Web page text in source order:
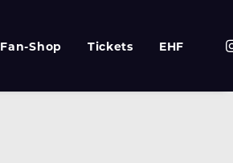
Fan-Shop Tickets EHF